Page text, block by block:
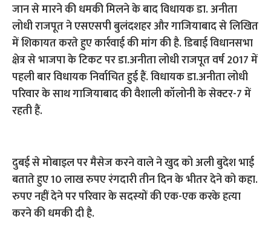
जान से मारने की धमकी मिलने के बाद विधायक डा. अनीता
लोधी राजपूत ने एसएसपी बुलंदशहर और गाजियाबाद से लिखित
में शिकायत करते हुए कार्रवाई की मांग की है. डिबाई विधानसभा
क्षेत्र से भाजपा के टिकट पर डा.अनीता लोधी राजपूत वर्ष 2017 में
पहली बार विधायक निर्वाचित हुई हैं. विधायक डा.अनीता लोधी
परिवार के साथ गाजियाबाद की वैशाली कॉलोनी के सेक्टर-7 में
रहती हैं.
दुबई से मोबाइल पर मैसेज करने वाले ने खुद को अली बुदेश भाई
बताते हुए 10 लाख रुपए रंगदारी तीन दिन के भीतर देने को कहा.
रुपए नहीं देने पर परिवार के सदस्यों की एक-एक करके हत्या
करने की धमकी दी है.